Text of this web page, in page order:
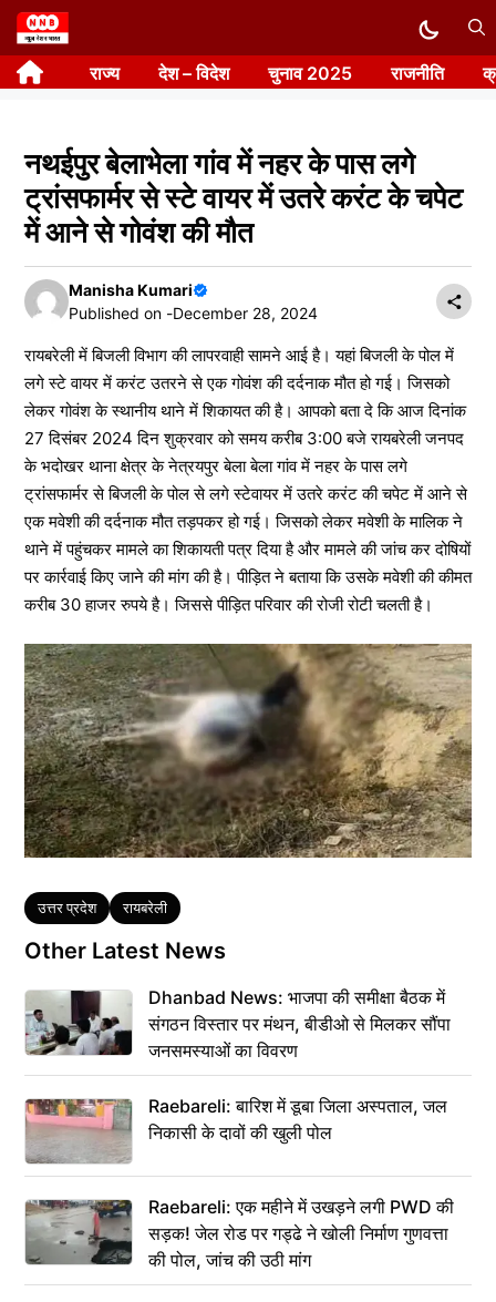
Skip
to
content राज्य देश – विदेश चुनाव 2025 राजनीति
नथईपुर बेलाभेला गांव में नहर के पास लगे
ट्रांसफार्मर से स्टे वायर में उतरे करंट के चपेट
में आने से गोवंश की मौत
Manisha Kumari
Published on -December 28, 2024
रायबरेली में बिजली विभाग की लापरवाही सामने आई है। यहां बिजली के पोल में
लगे स्टे वायर में करंट उतरने से एक गोवंश की दर्दनाक मौत हो गई। जिसको
लेकर गोवंश के स्थानीय थाने में शिकायत की है। आपको बता दे कि आज दिनांक
27 दिसंबर 2024 दिन शुक्रवार को समय करीब 3:00 बजे रायबरेली जनपद
के भदोखर थाना क्षेत्र के नेत्रयपुर बेला बेला गांव में नहर के पास लगे
ट्रांसफार्मर से बिजली के पोल से लगे स्टेवायर में उतरे करंट की चपेट में आने से
एक मवेशी की दर्दनाक मौत तड़पकर हो गई। जिसको लेकर मवेशी के मालिक ने
थाने में पहुंचकर मामले का शिकायती पत्र दिया है और मामले की जांच कर दोषियों
पर कार्रवाई किए जाने की मांग की है। पीड़ित ने बताया कि उसके मवेशी की कीमत
करीब 30 हाजर रुपये है। जिससे पीड़ित परिवार की रोजी रोटी चलती है।
Tags
उत्तर प्रदेश रायबरेली
Other Latest News
Dhanbad News: भाजपा की समीक्षा बैठक में
संगठन विस्तार पर मंथन, बीडीओ से मिलकर सौंपा
जनसमस्याओं का विवरण
Raebareli: बारिश में डूबा जिला अस्पताल, जल
निकासी के दावों की खुली पोल
Raebareli: एक महीने में उखड़ने लगी PWD की
सड़क! जेल रोड पर गड्ढे ने खोली निर्माण गुणवत्ता
की पोल, जांच की उठी मांग